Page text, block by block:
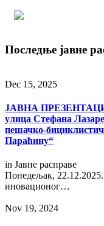
Последње јавне
Dec 15, 2025
ЈАВНА
улица Стефана
пешачко-
Параћину“
in Јавне расправе
Понедељак,
иновационог…
Nov 19, 2024